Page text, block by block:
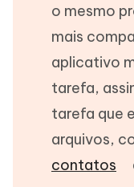
o mesmo
mais
aplicativo
tarefa,
tarefa que
arquivos,
contatos